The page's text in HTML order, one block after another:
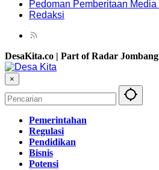
Pedoman Pemberitaan Media
Redaksi
DesaKita.co | Part of Radar
×
Pemerintahan
Regulasi
Pendidikan
Bisnis
Potensi